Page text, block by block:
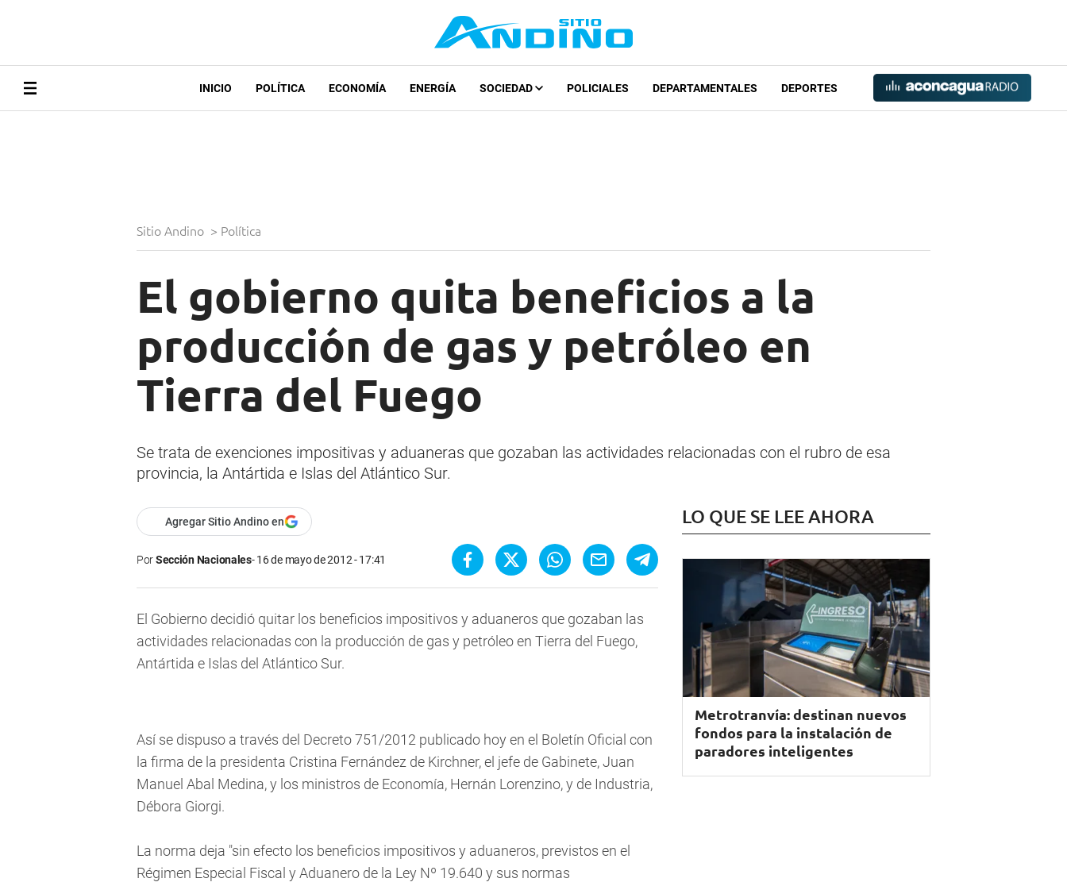
INICIO POLÍTICA ECONOMÍA ENERGÍA SOCIEDAD POLICIALES DEPARTAMENTALES DEPORTES
Sitio Andino > Política
El gobierno quita beneficios a la
producción de gas y petróleo en
Tierra del Fuego
Se trata de exenciones impositivas y aduaneras que gozaban las actividades relacionadas con el rubro de esa
provincia, la Antártida e Islas del Atlántico Sur.
Agregar Sitio Andino en
PorSección Nacionales 16 de mayo de 2012 - 17:41
El Gobierno decidió quitar los beneficios impositivos y aduaneros que gozaban las
actividades relacionadas con la producción de gas y petróleo en Tierra del Fuego,
Antártida e Islas del Atlántico Sur.
Así se dispuso a través del Decreto 751/2012 publicado hoy en el Boletín Oficial con
la firma de la presidenta Cristina Fernández de Kirchner, el jefe de Gabinete, Juan
Manuel Abal Medina, y los ministros de Economía, Hernán Lorenzino, y de Industria,
Débora Giorgi.
La norma deja "sin efecto los beneficios impositivos y aduaneros, previstos en el
Régimen Especial Fiscal y Aduanero de la Ley Nº 19.640 y sus normas
LO QUE SE LEE AHORA
Metrotranvía: destinan nuevos
fondos para la instalación de
paradores inteligentes